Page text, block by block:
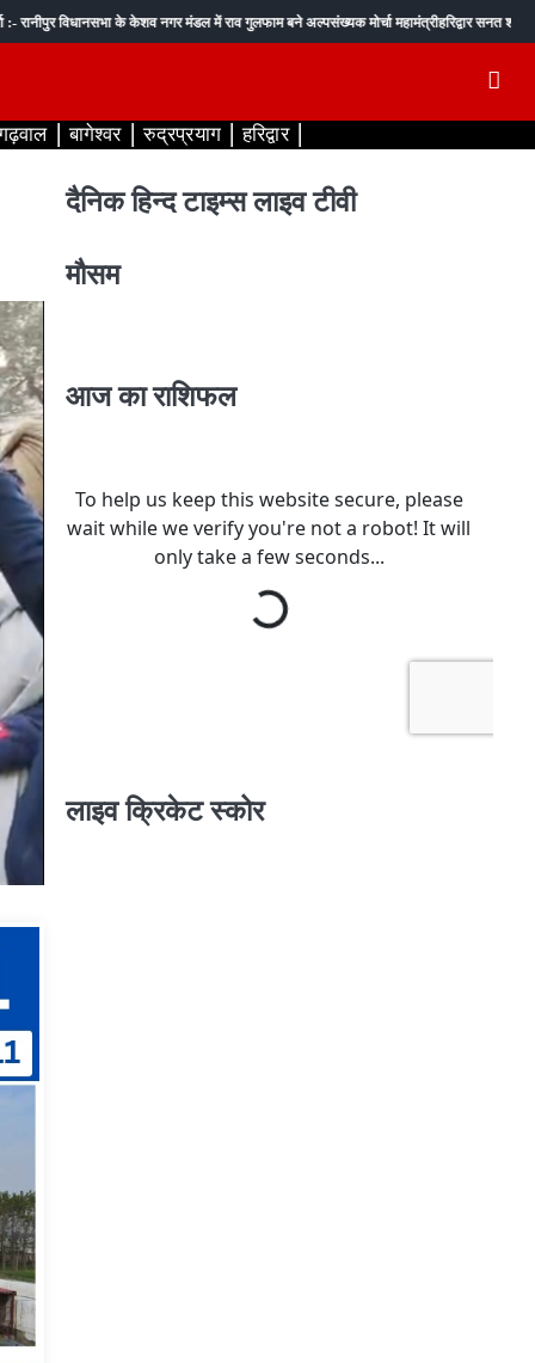
विधानसभा के केशव नगर मंडल में राव गुलफाम बने अल्पसंख्यक मोर्चा महामंत्रीहरिद्वार सनत शर्मा :- बाघ का
बागेश्वर रुद्रप्रयाग हरिद्वार
दैनिक हिन्द टाइम्स लाइव टीवी
मौसम
आज का राशिफल
लाइव क्रिकेट स्कोर